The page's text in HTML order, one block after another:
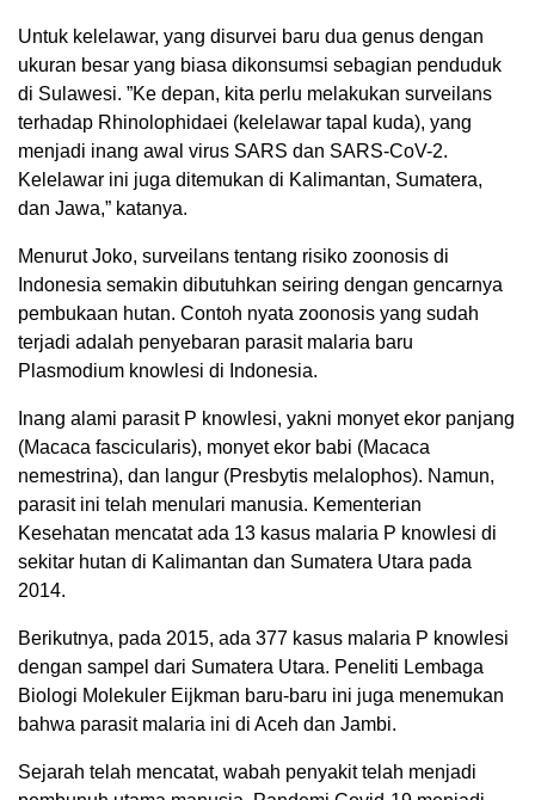
Untuk kelelawar, yang disurvei baru dua genus dengan
ukuran besar yang biasa dikonsumsi sebagian penduduk
di Sulawesi. ”Ke depan, kita perlu melakukan surveilans
terhadap Rhinolophidaei (kelelawar tapal kuda), yang
menjadi inang awal virus SARS dan SARS-CoV-2.
Kelelawar ini juga ditemukan di Kalimantan, Sumatera,
dan Jawa,” katanya.
Menurut Joko, surveilans tentang risiko zoonosis di
Indonesia semakin dibutuhkan seiring dengan gencarnya
pembukaan hutan. Contoh nyata zoonosis yang sudah
terjadi adalah penyebaran parasit malaria baru
Plasmodium knowlesi di Indonesia.
Inang alami parasit P knowlesi, yakni monyet ekor panjang
(Macaca fascicularis), monyet ekor babi (Macaca
nemestrina), dan langur (Presbytis melalophos). Namun,
parasit ini telah menulari manusia. Kementerian
Kesehatan mencatat ada 13 kasus malaria P knowlesi di
sekitar hutan di Kalimantan dan Sumatera Utara pada
2014.
Berikutnya, pada 2015, ada 377 kasus malaria P knowlesi
dengan sampel dari Sumatera Utara. Peneliti Lembaga
Biologi Molekuler Eijkman baru-baru ini juga menemukan
bahwa parasit malaria ini di Aceh dan Jambi.
Sejarah telah mencatat, wabah penyakit telah menjadi